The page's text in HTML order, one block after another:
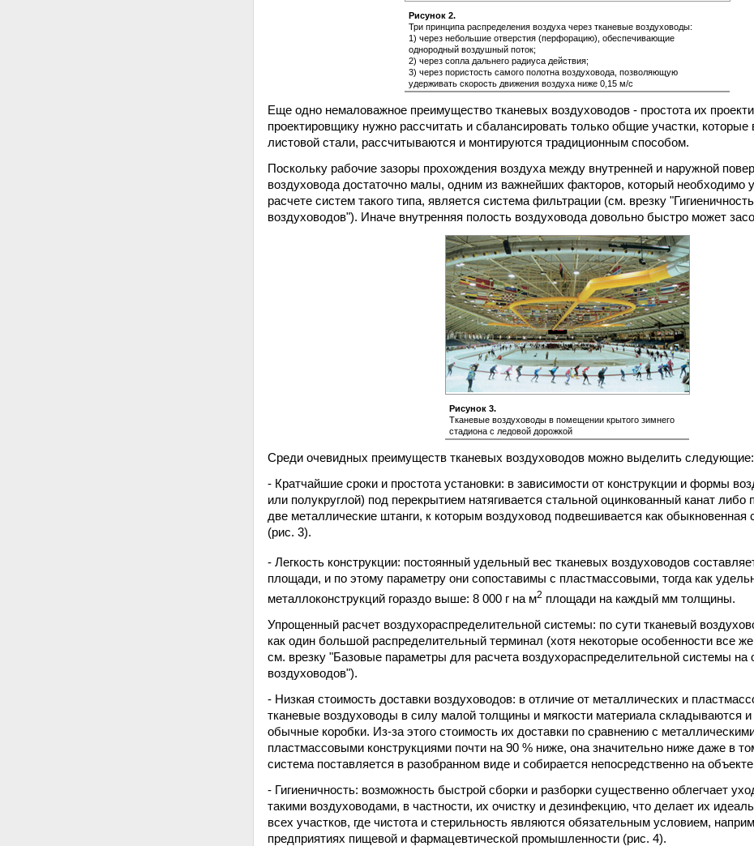
Рисунок 2.
Три принципа распределения воздуха через тканевые воздуховоды:
1) через небольшие отверстия (перфорацию), обеспечивающие
однородный воздушный поток;
2) через сопла дальнего радиуса действия;
3) через пористость самого полотна воздуховода, позволяющую
удерживать скорость движения воздуха ниже 0,15 м/с
Еще одно немаловажное преимущество тканевых воздуховодов - простота их
проектировщику нужно рассчитать и сбалансировать только общие участки,
листовой стали, рассчитываются и монтируются традиционным способом.
Поскольку рабочие зазоры прохождения воздуха между внутренней и наружной
воздуховода достаточно малы, одним из важнейших факторов, который необходимо
расчете систем такого типа, является система фильтрации (см. врезку
воздуховодов"). Иначе внутренняя полость воздуховода довольно быстро может
Рисунок 3.
Тканевые воздуховоды в помещении крытого зимнего
стадиона с ледовой дорожкой
Среди очевидных преимуществ тканевых воздуховодов можно выделить следующие:
- Кратчайшие сроки и простота установки: в зависимости от конструкции и формы
или полукруглой) под перекрытием натягивается стальной оцинкованный канат либо
две металлические штанги, к которым воздуховод подвешивается как обыкновенная
(рис. 3).
- Легкость конструкции: постоянный удельный вес тканевых воздуховодов
площади, и по этому параметру они сопоставимы с пластмассовыми, тогда как
металлоконструкций гораздо выше: 8 000 г на м2 площади на каждый мм толщины.
Упрощенный расчет воздухораспределительной системы: по сути тканевый
как один большой распределительный терминал (хотя некоторые особенности все
см. врезку "Базовые параметры для расчета воздухораспределительной системы на
воздуховодов").
- Низкая стоимость доставки воздуховодов: в отличие от металлических и
тканевые воздуховоды в силу малой толщины и мягкости материала складываются
обычные коробки. Из-за этого стоимость их доставки по сравнению с
пластмассовыми конструкциями почти на 90 % ниже, она значительно ниже даже в
система поставляется в разобранном виде и собирается непосредственно на
- Гигиеничность: возможность быстрой сборки и разборки существенно облегчает
такими воздуховодами, в частности, их очистку и дезинфекцию, что делает их
всех участков, где чистота и стерильность являются обязательным условием,
предприятиях пищевой и фармацевтической промышленности (рис. 4).